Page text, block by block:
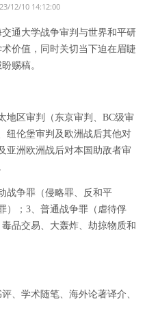
12/10 14:12:00
交通大学战争审判与世界和平研
价值，同时关切当下迫在眉睫
赐稿。
地区审判（东京审判、BC级审
纽伦堡审判及欧洲战后其他对
亚洲欧洲战后对本国助敌者审
战争罪（侵略罪、反和平
）；3、普通战争罪（虐待俘
品交易、大轰炸、劫掠物质和
、学术随笔、海外论著译介、